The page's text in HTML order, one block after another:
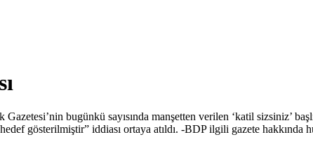
bugünkü sayısında manşetten verilen ‘katil sizsiniz’
gösterilmiştir” iddiası ortaya atıldı. -BDP ilgili gazete